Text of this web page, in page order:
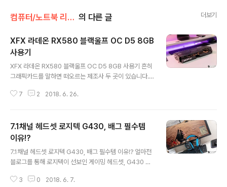
컴퓨터/노트북 리뷰/> PC 주변기기 의 다른 글 더보기
XFX 라데온 RX580 블랙울프 OC D5 8GB
사용기
XFX 라데온 RX580 블랙울프 OC D5 8GB 사용기 흔히
그래픽카드를 말하면 떠오르는 제조사 두 곳이 있습니다.
불호가 꽤 갈리긴 하지만, 일반적으로 기존에는 전자의 제
온의 분위기가 제법 많이 올라서 있는데요. 그 중에 있는 것
이 바로 RX580 시리즈라 할 수 있을 겁니다. 평소 소셜미
디어를 통해 소통을 하던 분들이라면 아시겠지만, 저 역시
이를 기반으로 하는 윈도우 기반의 PC를 현재 준비 중에
있는데요. 이런 와중에 운이 좋게도 ‘XFX 라데온 RX580
블랙울프 OC D5 8GB’ 모델을 체험해 볼 수 있는 기회..
7 2 2018. 6. 26.
7.1채널 헤드셋 로지텍 G430, 배그 필수템
이유!?
7.1채널 헤드셋 로지텍 G430, 배그 필수템 이유!? 얼마전
블로그를 통해 로지텍이 선보인 게이밍 헤드셋, G430 모
많겠지만 이 녀석의 경우 그 특화된 재주 덕분에 게이머들
3 0 2018. 6. 7.